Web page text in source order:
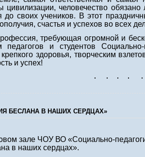
цивилизации, человечество
до своих учеников. В этот
счастья и успехов во всех
требующая огромной и
и студентов Социально-
здоровья, творческим
и успех!
БЕСЛАНА В НАШИХ СЕРДЦАХ»
зале ЧОУ ВО «Социально-
в наших сердцах».